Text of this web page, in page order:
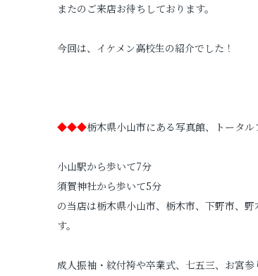
またのご来店お待ちしております。
今回は、イケメン高校生の紹介でした！
◆◆◆栃木県小山市にある写真館、トータル
小山駅から歩いて7分
須賀神社から歩いて5分
の当店は栃木県小山市、栃木市、下野市、
す。
成人振袖・紋付袴や卒業式、七五三、お宮